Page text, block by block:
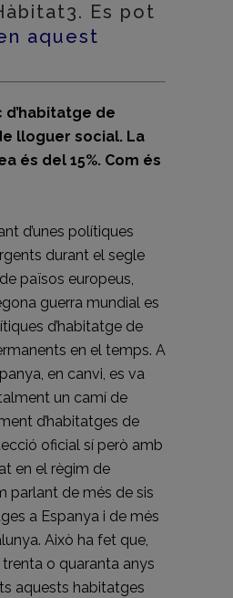
Es pot
aquest
d’habitatge de
lloguer social. La
és del 15%. Com és
d’unes polítiques
durant el segle
països europeus,
guerra mundial es
d’habitatge de
en el temps. A
en canvi, es va
un camí de
d’habitatges de
oficial sí però amb
en el règim de
parlant de més de sis
a Espanya i de més
Això ha fet que,
o quaranta anys
aquests habitatges